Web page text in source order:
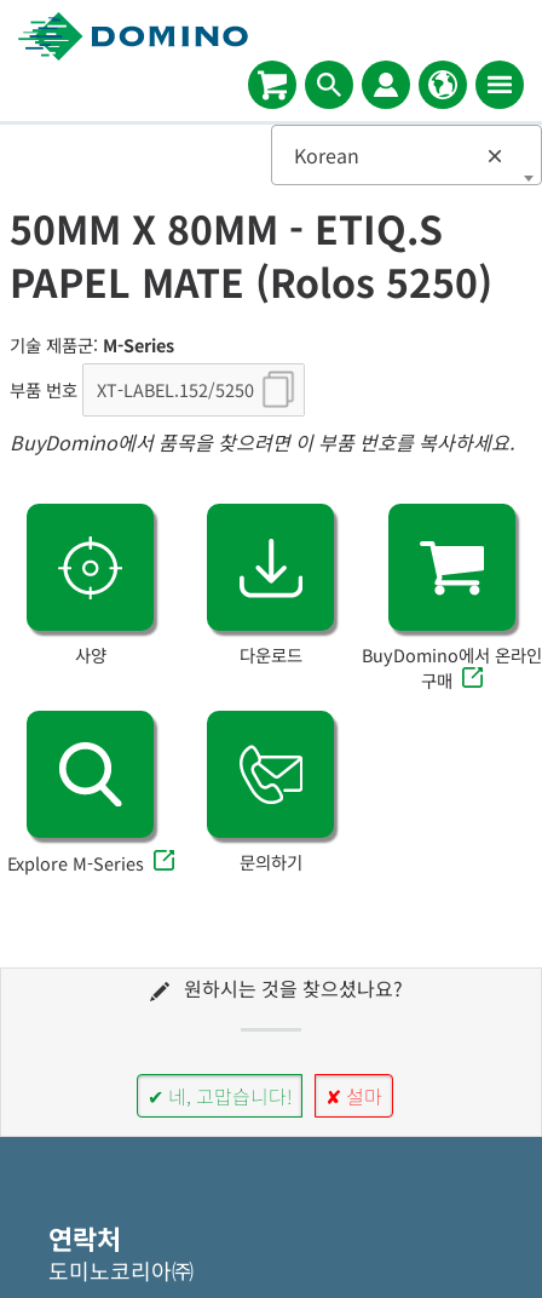
×
Korean
50MM X 80MM - ETIQ.S
PAPEL MATE (Rolos 5250)
기술 제품군: M-Series
부품 번호
BuyDomino에서 품목을 찾으려면 이 부품 번호를 복사하세요.
사양 다운로드
BuyDomino에서 온라인
구매
Explore M-Series 문의하기
원하시는 것을 찾으셨나요?
✔ 네, 고맙습니다! ✘ 설마
연락처
도미노코리아㈜